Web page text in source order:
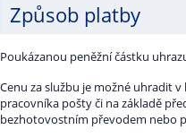
Způsob platby
Poukázanou peněžní částku
Cenu za službu je možné uhradit
pracovníka pošty či na základě
bezhotovostním převodem nebo